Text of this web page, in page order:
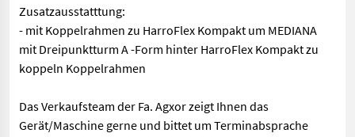
Zusatzausstatttung:
- mit Koppelrahmen zu HarroFlex Kompakt um MEDIANA
mit Dreipunktturm A -Form hinter HarroFlex Kompakt zu
koppeln Koppelrahmen
Das Verkaufsteam der Fa. Agxor zeigt Ihnen das
Gerät/Maschine gerne und bittet um Terminabsprache